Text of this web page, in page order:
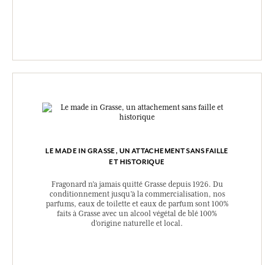
LE MADE IN GRASSE, UN ATTACHEMENT SANS FAILLE
ET HISTORIQUE
Fragonard n’a jamais quitté Grasse depuis 1926. Du
conditionnement jusqu’à la commercialisation, nos
parfums, eaux de toilette et eaux de parfum sont 100%
faits à Grasse avec un alcool végétal de blé 100%
d’origine naturelle et local.